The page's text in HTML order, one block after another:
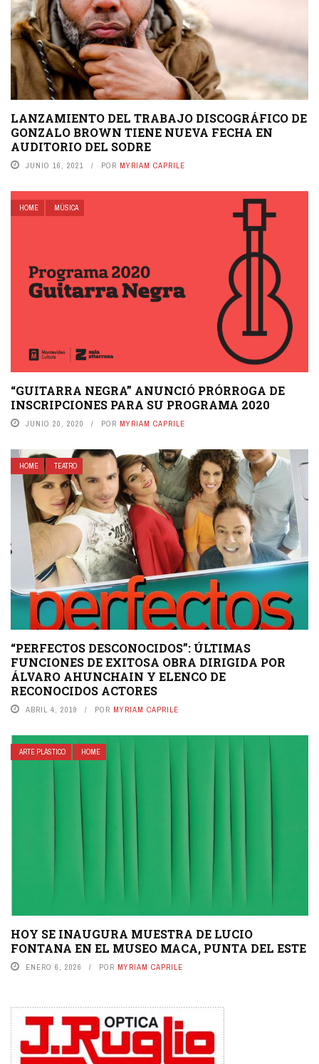
LANZAMIENTO DEL TRABAJO DISCOGRÁFICO DE
GONZALO BROWN TIENE NUEVA FECHA EN
AUDITORIO DEL SODRE
JUNIO 16, 2021 POR MYRIAM CAPRILE
HOME MÚSICA
“GUITARRA NEGRA” ANUNCIÓ PRÓRROGA DE
INSCRIPCIONES PARA SU PROGRAMA 2020
JUNIO 20, 2020 POR MYRIAM CAPRILE
HOME TEATRO
“PERFECTOS DESCONOCIDOS”: ÚLTIMAS
FUNCIONES DE EXITOSA OBRA DIRIGIDA POR
ÁLVARO AHUNCHAIN Y ELENCO DE
RECONOCIDOS ACTORES
ABRIL 4, 2019 POR MYRIAM CAPRILE
ARTE PLÁSTICO HOME
HOY SE INAUGURA MUESTRA DE LUCIO
FONTANA EN EL MUSEO MACA, PUNTA DEL ESTE
ENERO 6, 2026 POR MYRIAM CAPRILE